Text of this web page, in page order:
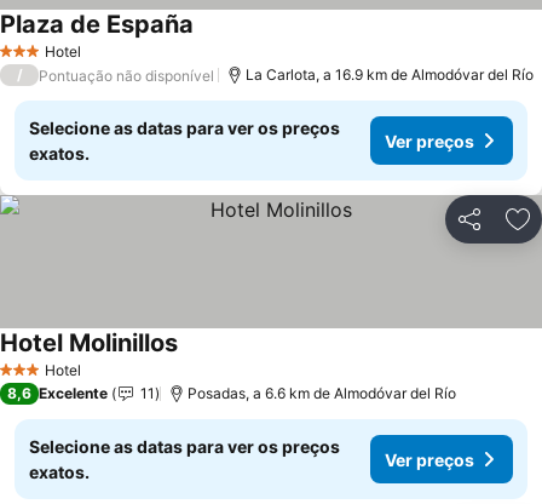
3 EstrelasHotel
Plaza de España
/ Pontuação não disponível La Carlota, a 16.9 km de Almodóvar del Río
Selecione as datas para ver os preços
exatos.
Ver preços
Partilhar
3 EstrelasHotel
Hotel MolinillosVer preços
8,6 Excelente 11 Posadas, a 6.6 km de Almodóvar del Río
Selecione as datas para ver os preços
exatos.
Ver preços